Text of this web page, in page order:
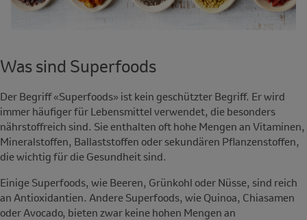
Was sind Superfoods
Der Begriff «Superfoods» ist kein geschützter Begriff. Er wird
immer häufiger für Lebensmittel verwendet, die besonders
nährstoffreich sind. Sie enthalten oft hohe Mengen an Vitaminen,
Mineralstoffen, Ballaststoffen oder sekundären Pflanzenstoffen,
die wichtig für die Gesundheit sind.
Einige Superfoods, wie Beeren, Grünkohl oder Nüsse, sind reich
an Antioxidantien. Andere Superfoods, wie Quinoa, Chiasamen
oder Avocado, bieten zwar keine hohen Mengen an